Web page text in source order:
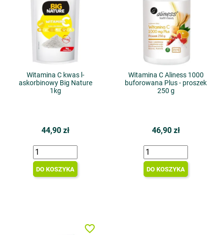
Witamina C kwas l-
askorbinowy Big Nature
1kg
44,90 zł
DO KOSZYKA
Witamina C Aliness 1000
buforowana Plus - proszek
250 g
46,90 zł
DO KOSZYKA
favorite_border